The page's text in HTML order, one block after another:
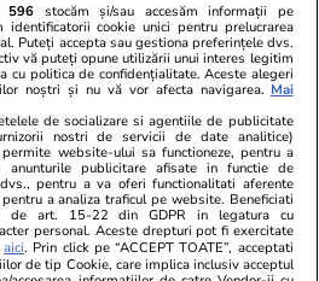
08 aug.
Dunăre și
putere
07 aug.
596 stocăm și/sau accesăm informații pe
cookie unici pentru prelucrarea
Puteți accepta sau gestiona preferințele dvs.
vă puteți opune utilizării unui interes legitim
cu politica de confidențialitate. Aceste alegeri
noștri și nu vă vor afecta navigarea. Mai
de socializare si agentiile de publicitate
nostri de servicii de date analitice)
website-ului sa functioneze, pentru a
anunturile publicitare afisate in functie de
pentru a va oferi functionalitati aferente
a analiza traficul pe website. Beneficiati
de art. 15-22 din GDPR in legatura cu
personal. Aceste drepturi pot fi exercitate
aici. Prin click pe “ACCEPT TOATE”, acceptati
de tip Cookie, care implica inclusiv acceptul